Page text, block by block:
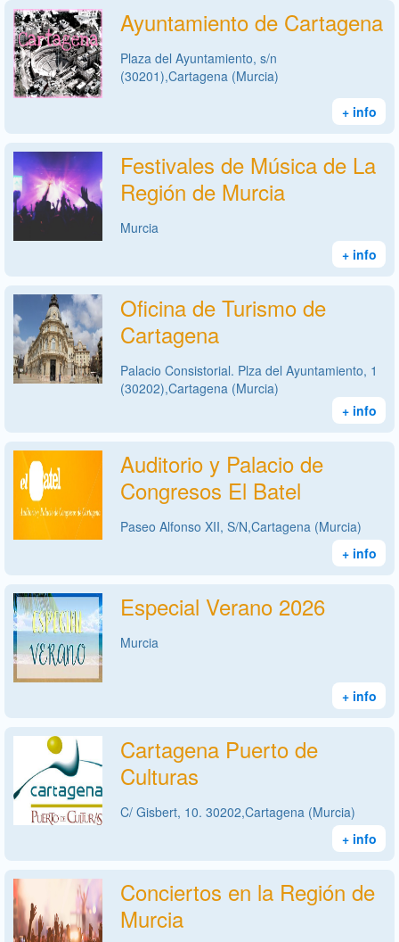
Ayuntamiento de Cartagena
Plaza del Ayuntamiento, s/n
(30201),Cartagena (Murcia)
+ info
Festivales de Música de La
Región de Murcia
Murcia
+ info
Oficina de Turismo de
Cartagena
Palacio Consistorial. Plza del Ayuntamiento, 1
(30202),Cartagena (Murcia)
+ info
Auditorio y Palacio de
Congresos El Batel
Paseo Alfonso XII, S/N,Cartagena (Murcia)
+ info
Especial Verano 2026
Murcia
+ info
Cartagena Puerto de
Culturas
C/ Gisbert, 10. 30202,Cartagena (Murcia)
+ info
Conciertos en la Región de
Murcia